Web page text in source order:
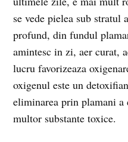
se vede pielea sub stratul
profund, din fundul
amintesc in zi, aer curat,
lucru favorizeaza
oxigenul este un
eliminarea prin plamani
multor substante toxice.